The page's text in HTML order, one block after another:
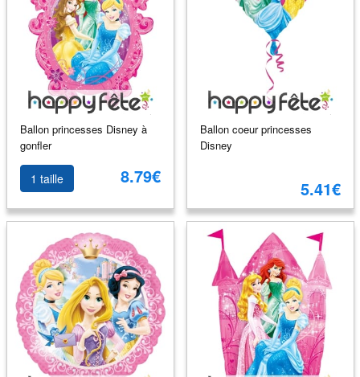
Ballon princesses Disney à
gonfler
1 taille 8.79€
Ballon coeur princesses
Disney
5.41€